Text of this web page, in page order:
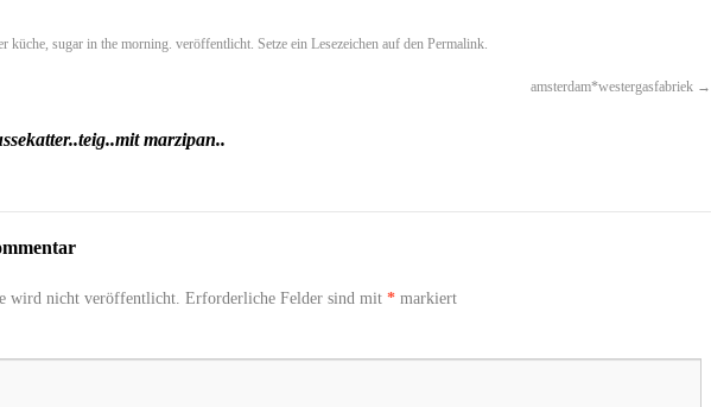
küche, sugar in the morning. veröffentlicht. Setze ein Lesezeichen auf den Permalink.
amsterdam*westergasfabriek →
marzipan..
wird nicht veröffentlicht. Erforderliche Felder sind mit * markiert